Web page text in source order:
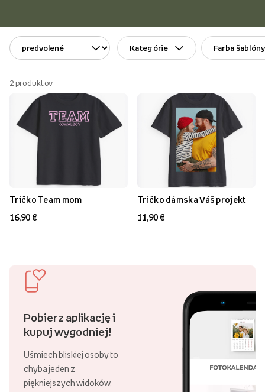
Kategórie Farba šablóny
2 produktov
Tričko Team mom
16,90 €
Tričko dámska Váš projekt
11,90 €
Pobierz aplikację i
kupuj wygodniej!
Uśmiech bliskiej osoby to
chyba jeden z
piękniejszych widoków,